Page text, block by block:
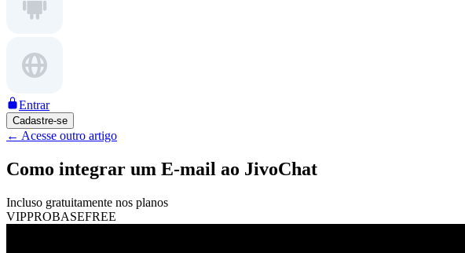
Entrar
Cadastre-se
← Acesse outro artigo
Como integrar um E-mail ao JivoChat
Incluso gratuitamente nos planos
VIPPROBASEFREE